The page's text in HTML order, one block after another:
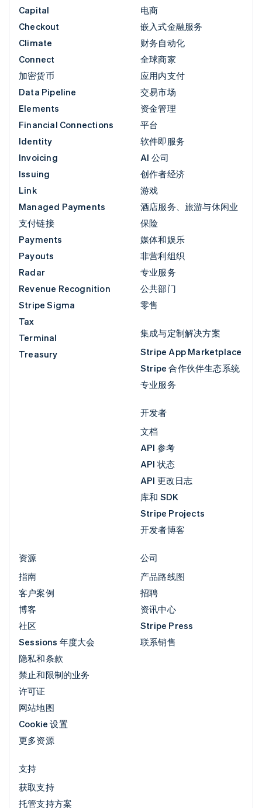
Capital
Checkout
Climate
Connect
加密货币
Data Pipeline
Elements
Financial Connections
Identity
Invoicing
Issuing
Link
Managed Payments
支付链接
Payments
Payouts
Radar
Revenue Recognition
Stripe Sigma
Tax
Terminal
Treasury
电商
嵌入式金融服务
财务自动化
全球商家
应用内支付
交易市场
资金管理
平台
软件即服务
AI 公司
创作者经济
游戏
酒店服务、旅游与休闲业
保险
媒体和娱乐
非营利组织
专业服务
公共部门
零售
集成与定制解决方案
Stripe App Marketplace
Stripe 合作伙伴生态系统
专业服务
开发者
文档
API 参考
API 状态
API 更改日志
库和 SDK
Stripe Projects
开发者博客
资源
指南
客户案例
博客
社区
Sessions 年度大会
隐私和条款
禁止和限制的业务
许可证
网站地图
Cookie 设置
更多资源
公司
产品路线图
招聘
资讯中心
Stripe Press
联系销售
支持
获取支持
托管支持方案